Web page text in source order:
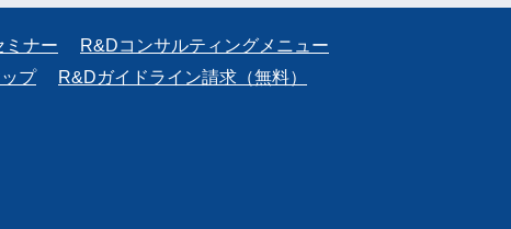
ミナー
R&Dコンサルティングメニュー
プ R&Dガイドライン請求（無料）